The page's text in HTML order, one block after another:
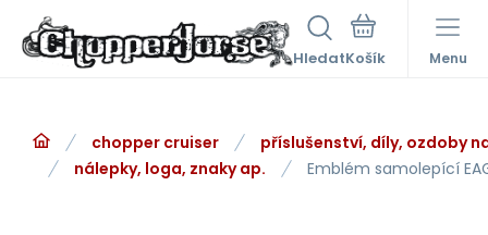
Hledat Menu
chopper cruiser
příslušenství, díly, ozdoby
nálepky, loga, znaky ap.
Emblém samolepící